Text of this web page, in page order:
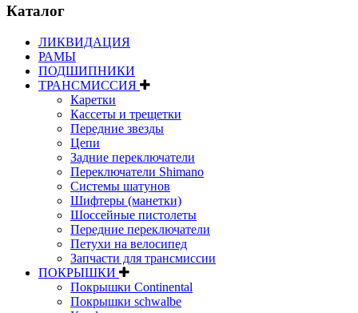
Каталог
ЛИКВИДАЦИЯ
РАМЫ
ПОДШИПНИКИ
ТРАНСМИССИЯ
Каретки
Кассеты и трещетки
Передние звезды
Цепи
Задние переключатели
Переключатели Shimano
Системы шатунов
Шифтеры (манетки)
Шоссейные пистолеты
Передние переключатели
Петухи на велосипед
Запчасти для трансмиссии
ПОКРЫШКИ
Покрышки Continental
Покрышки schwalbe